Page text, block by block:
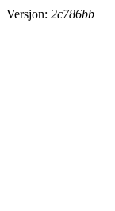
Versjon: 2c786bb